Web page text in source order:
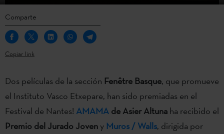
Comparte
Copiar link
Dos películas de la sección Fenêtre Basque, que promueve
el Instituto Vasco Etxepare, han sido premiadas en el
Festival de Nantes! AMAMA de Asier Altuna ha recibido el
Premio del Jurado Joven y Muros / Walls, dirigida por